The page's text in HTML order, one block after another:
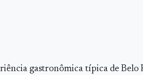
gastronômica típica de